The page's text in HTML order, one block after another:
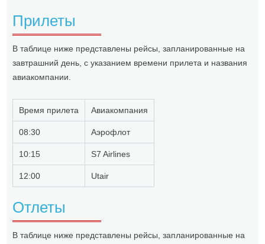
Прилеты
В таблице ниже представлены рейсы, запланированные на
завтрашний день, с указанием времени прилета и названия
авиакомпании.
Время прилета Авиакомпания
08:30 Аэрофлот
10:15 S7 Airlines
12:00 Utair
Отлеты
В таблице ниже представлены рейсы, запланированные на